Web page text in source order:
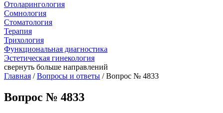
Отоларингология
Сомнология
Стоматология
Терапия
Трихология
Функциональная диагностика
Эстетическая гинекология
свернуть больше направлений
Главная /Вопросы и ответы / Вопрос № 4833
Вопрос № 4833